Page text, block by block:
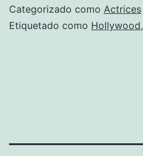
Categorizado como Actrices
Etiquetado como Hollywood,